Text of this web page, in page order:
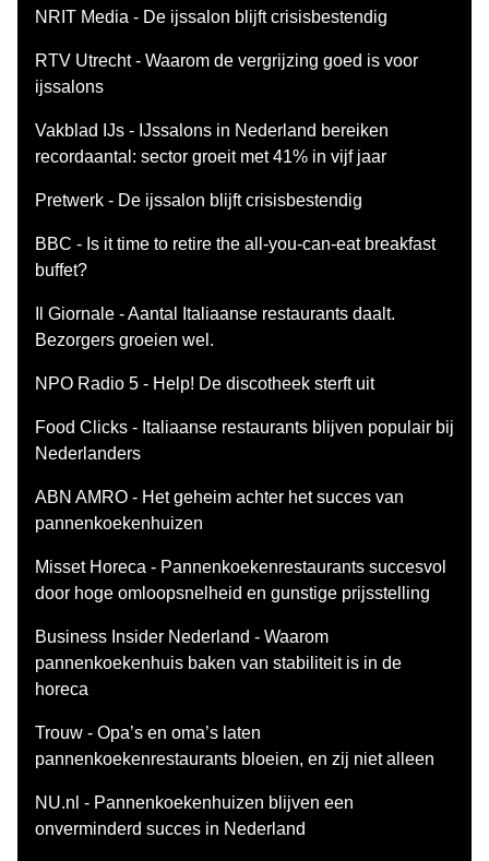
NRIT Media - De ijssalon blijft crisisbestendig
RTV Utrecht - Waarom de vergrijzing goed is voor
ijssalons
Vakblad IJs - IJssalons in Nederland bereiken
recordaantal: sector groeit met 41% in vijf jaar
Pretwerk - De ijssalon blijft crisisbestendig
BBC - Is it time to retire the all-you-can-eat breakfast
buffet?
Il Giornale - Aantal Italiaanse restaurants daalt.
Bezorgers groeien wel.
NPO Radio 5 - Help! De discotheek sterft uit
Food Clicks - Italiaanse restaurants blijven populair bij
Nederlanders
ABN AMRO - Het geheim achter het succes van
pannenkoekenhuizen
Misset Horeca - Pannenkoekenrestaurants succesvol
door hoge omloopsnelheid en gunstige prijsstelling
Business Insider Nederland - Waarom
pannenkoekenhuis baken van stabiliteit is in de
horeca
Trouw - Opa’s en oma’s laten
pannenkoekenrestaurants bloeien, en zij niet alleen
NU.nl - Pannenkoekenhuizen blijven een
onverminderd succes in Nederland